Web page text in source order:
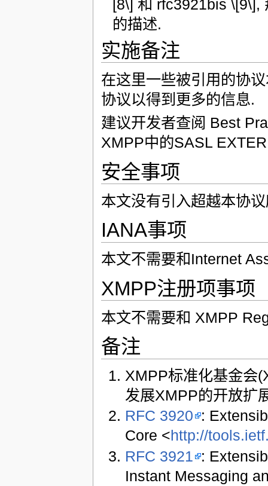
[8\] 和 rfc3921bis
的描述.
实施备注
在这里一些被引用的协
协议以得到更多的信息.
建议开发者查阅 Best
XMPP中的SASL
安全事项
本文没有引入超越本协
IANA事项
本文不需要和Internet
XMPP注册项事项
本文不需要和 XMPP
备注
XMPP标准化基金会
发展XMPP的开放扩
RFC 3920 :
Core <http://
RFC 3921 :
Instant Messaging